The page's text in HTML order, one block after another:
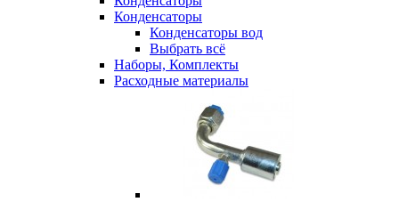
Конденсаторы
Конденсаторы вод
Выбрать всё
Наборы, Комплекты
Расходные материалы